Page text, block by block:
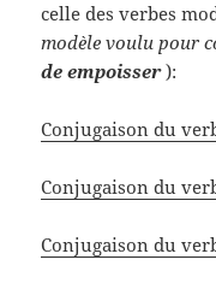
celle des verbes
modèle voulu pour
de empoisser):
Conjugaison du
Conjugaison du
Conjugaison du